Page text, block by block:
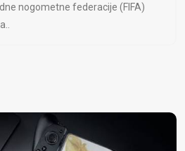
nogometne federacije (FIFA)